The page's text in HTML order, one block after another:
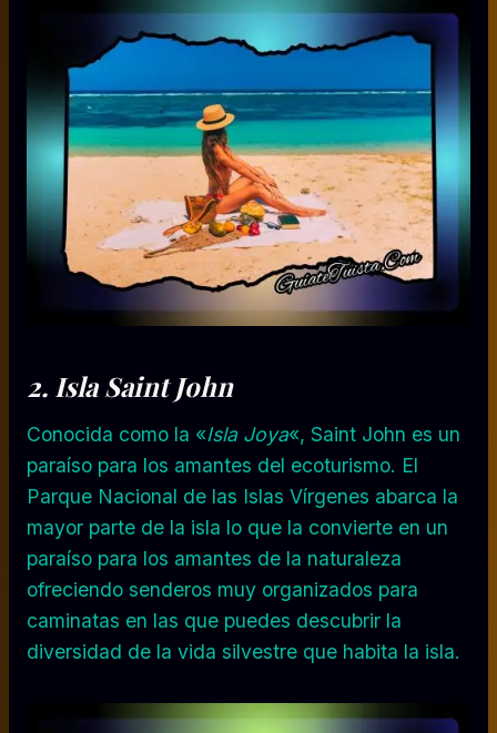
2. IslaSaint John
Conocida como la «Isla Joya«, Saint John es un
paraíso para los amantes del ecoturismo. El
Parque Nacional de las Islas Vírgenes abarca la
mayor parte de la isla lo que la convierte en un
paraíso para los amantes de la naturaleza
ofreciendo senderos muy organizados para
caminatas en las que puedes descubrir la
diversidad de la vida silvestre que habita la isla.